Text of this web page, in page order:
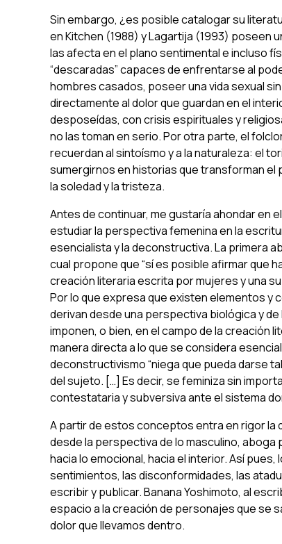
Sin embargo, ¿es posible catalogar su
enKitchen (1988) yLagartija (1993) poseen
las afecta en el plano sentimental e incluso
“descaradas” capaces de enfrentarse al
hombres casados, poseer una vida sexual
directamente al dolor que guardan en el
desposeídas, con crisis espirituales y
no las toman en serio. Por otra parte, el
recuerdan al sintoísmo y a la naturaleza: eltori
sumergirnos en historias que transforman el
la soledad y la tristeza.
Antes de continuar, me gustaría ahondar en
estudiar la perspectiva femenina en la
esencialista y la deconstructiva. La primera
cual propone que “sí es posible afirmar que
creación literaria escrita por mujeres y una
Por lo que expresa que existen elementos y
derivan desde una perspectiva biológica y
imponen, o bien, en el campo de la creación
manera directa a lo que se considera
deconstructivismo “niega que pueda darse
del sujeto. […] Es decir, se feminiza sin
contestataria y subversiva ante el sistema
A partir de estos conceptos entra en rigor
desde la perspectiva de lo masculino, aboga
hacia lo emocional, hacia el interior. Así
sentimientos, las disconformidades, las
escribir y publicar. Banana Yoshimoto, al
espacio a la creación de personajes que se
dolor que llevamos dentro.